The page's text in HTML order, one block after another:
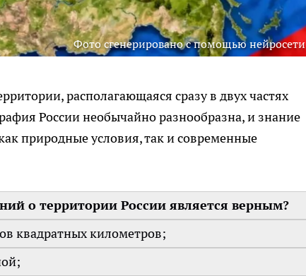
Фото сгенерировано с помощью нейросети
располагающаяся сразу в двух частях
России необычайно разнообразна, и знание
природные условия, так и современные
о территории России является верным?
квадратных километров;